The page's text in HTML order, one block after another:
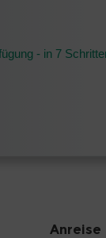
- in 7
Anreise